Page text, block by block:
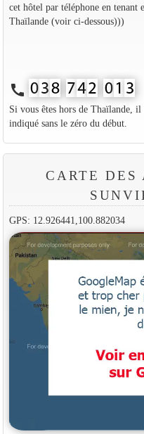
cet hôtel par téléphone en tenant
Thaïlande (voir ci-dessous)))
call
Si vous êtes hors de Thaïlande,
indiqué sans le zéro du début.
CARTE DES
GPS: 12.926441,100.882034